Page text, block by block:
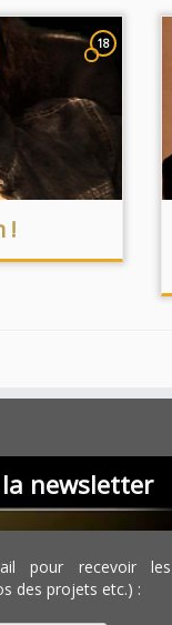
18
!
newsletter
pour recevoir les
des projets etc.) :